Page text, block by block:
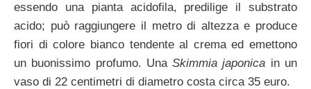
essendo una pianta acidofila, predilige il substrato
acido; può raggiungere il metro di altezza e produce
fiori di colore bianco tendente al crema ed emettono
un buonissimo profumo. UnaSkimmia japonica in un
vaso di 22 centimetri di diametro costa circa 35 euro.